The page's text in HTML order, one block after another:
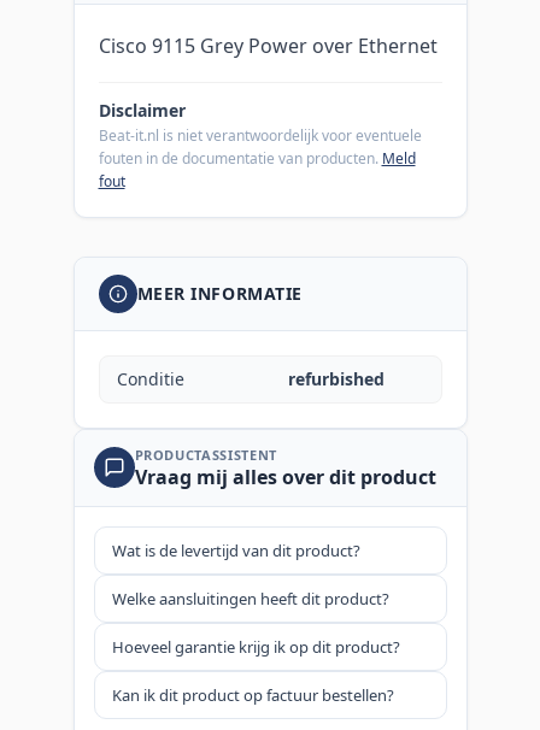
Cisco 9115 Grey Power over Ethernet
Disclaimer
Beat-it.nl is niet verantwoordelijk voor eventuele
fouten in de documentatie van producten. Meld
fout
MEER INFORMATIE
Conditie refurbished
PRODUCTASSISTENT
Vraag mij alles over dit product
Wat is de levertijd van dit product?
Welke aansluitingen heeft dit product?
Hoeveel garantie krijg ik op dit product?
Kan ik dit product op factuur bestellen?